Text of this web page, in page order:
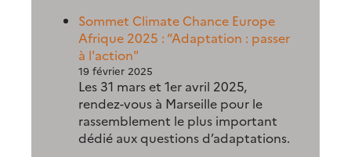
Sommet Climate Chance Europe
Afrique 2025 : “Adaptation : passer
à l'action"
19 février 2025
Les 31 mars et 1er avril 2025,
rendez-vous à Marseille pour le
rassemblement le plus important
dédié aux questions d’adaptations.